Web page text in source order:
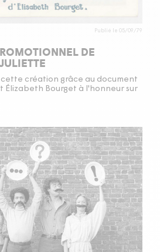
Publié le 05/09/79
DE
création grâce au document
Élizabeth Bourget à l'honneur sur